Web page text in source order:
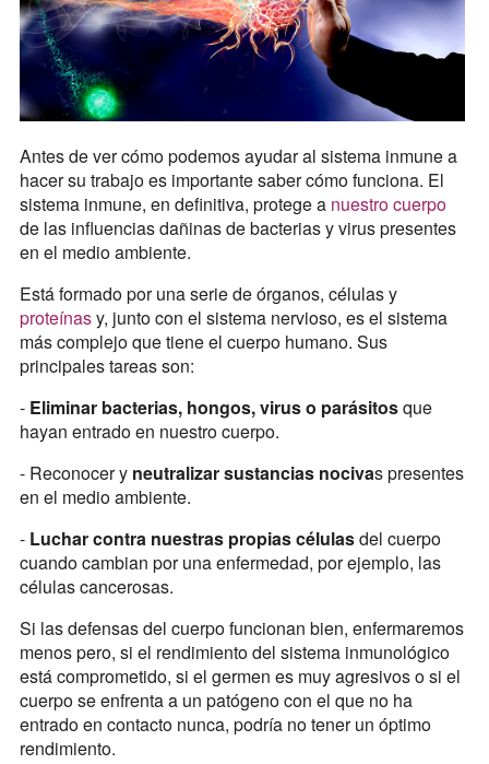
Antes de ver cómo podemos ayudar al sistema inmune a
hacer su trabajo es importante saber cómo funciona. El
sistema inmune, en definitiva, protege a nuestro cuerpo
de las influencias dañinas de bacterias y virus presentes
en el medio ambiente.
Está formado por una serie de órganos, células y
proteínasy, junto con el sistema nervioso, es el sistema
más complejo que tiene el cuerpo humano. Sus
principales tareas son:
- Eliminar bacterias, hongos, virus o parásitosque
hayan entrado en nuestro cuerpo.
- Reconocer y neutralizar sustancias nocivas presentes
en el medio ambiente.
- Luchar contra nuestras propias célulasdel cuerpo
cuando cambian por una enfermedad, por ejemplo, las
células cancerosas.
Si las defensas del cuerpo funcionan bien, enfermaremos
menos pero, si el rendimiento del sistema inmunológico
está comprometido, si el germen es muy agresivos o si el
cuerpo se enfrenta a un patógeno con el que no ha
entrado en contacto nunca, podría no tener un óptimo
rendimiento.